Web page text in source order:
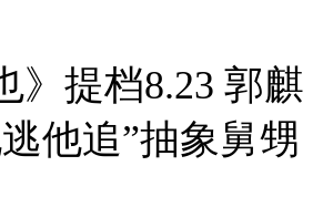
》提档8.23 郭麒
他追”抽象舅甥